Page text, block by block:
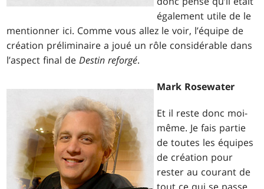
également utile de le
mentionner ici. Comme vous allez le voir, l’équipe de
création préliminaire a joué un rôle considérable dans
l’aspect final deDestin reforgé.
Mark Rosewater
Et il reste donc moi-
même. Je fais partie
de toutes les équipes
de création pour
rester au courant de